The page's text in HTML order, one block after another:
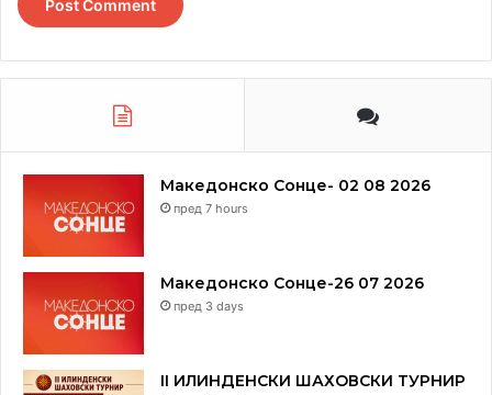
Македонско Сонце- 02 08 2026
пред 7 hours
Македонско Сонце-26 07 2026
пред 3 days
II ИЛИНДЕНСКИ ШАХОВСКИ ТУРНИР